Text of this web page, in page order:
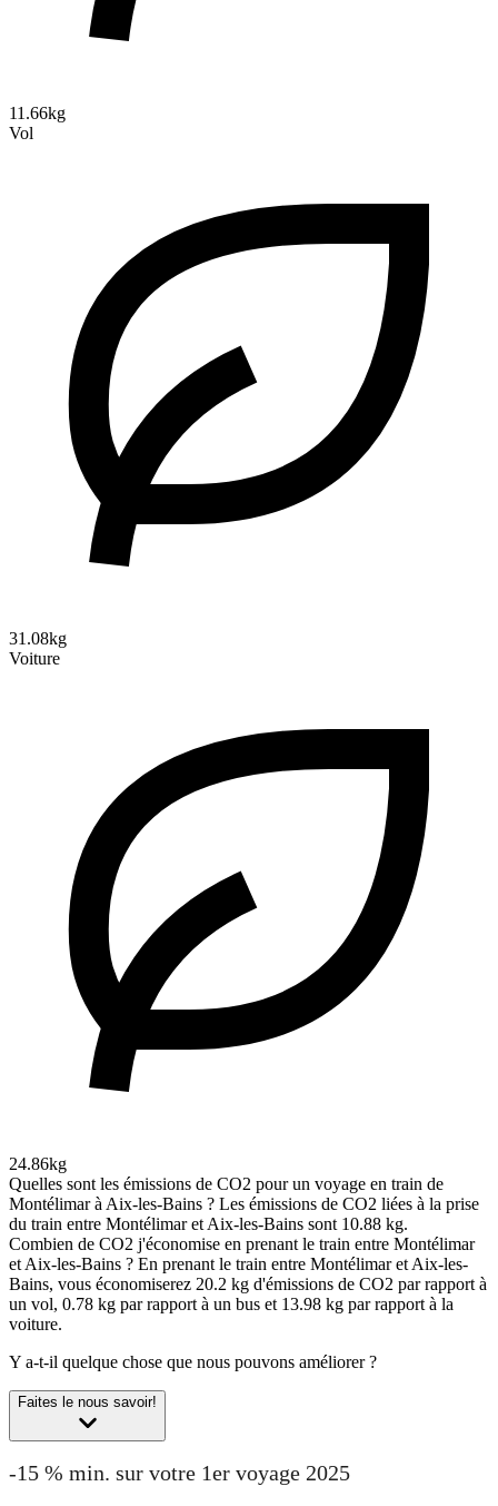
11.66kg
Vol
31.08kg
Voiture
24.86kg
Quelles sont les émissions de CO2 pour un voyage en train de
Montélimar à Aix-les-Bains ? Les émissions de CO2 liées à la prise
du train entre Montélimar et Aix-les-Bains sont 10.88 kg.
Combien de CO2 j'économise en prenant le train entre Montélimar
et Aix-les-Bains ? En prenant le train entre Montélimar et Aix-les-
Bains, vous économiserez 20.2 kg d'émissions de CO2 par rapport à
un vol, 0.78 kg par rapport à un bus et 13.98 kg par rapport à la
voiture.
Y a-t-il quelque chose que nous pouvons améliorer ?
Faites le nous savoir!
-15 % min. sur votre 1er voyage 2025